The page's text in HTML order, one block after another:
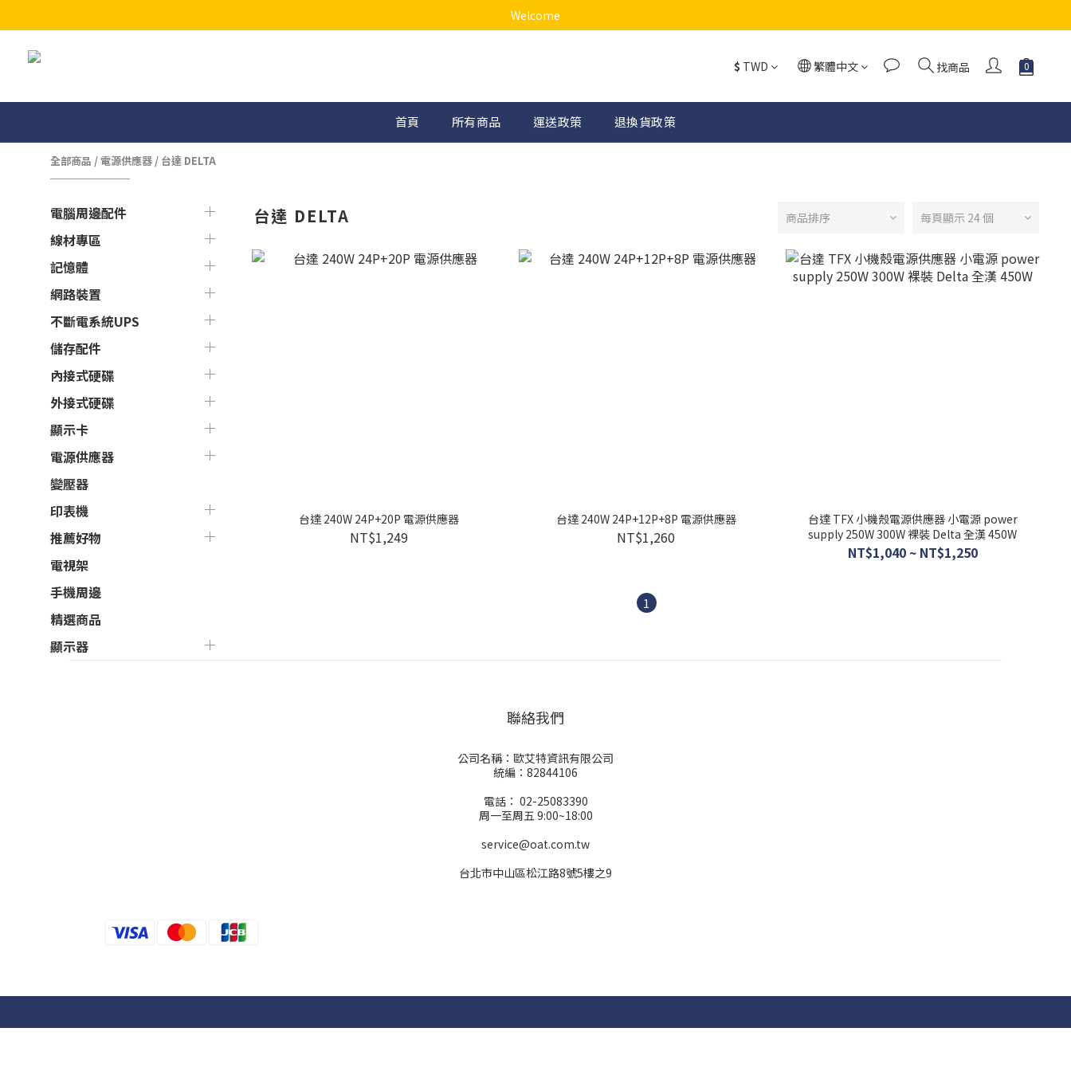
Welcome
$ TWD 繁體中文 找商品
首頁 所有商品 運送政策 退換貨政策
全部商品 /電源供應器 / 台達 DELTA
電腦周邊配件
線材專區
記憶體
網路裝置
不斷電系統UPS
儲存配件
內接式硬碟
外接式硬碟
顯示卡
電源供應器
變壓器
印表機
推薦好物
電視架
手機周邊
精選商品
顯示器
台達 DELTA 商品排序 每頁顯示 24 個
台達 240W 24P+20P 電源供應器
NT$1,249
台達 240W 24P+12P+8P 電源供應器
NT$1,260
台達 TFX 小機殼電源供應器 小電源 power
supply 250W 300W 裸裝 Delta 全漢 450W
NT$1,040 ~ NT$1,250
1
聯絡我們
公司名稱：歐艾特資訊有限公司
統編：82844106
電話： 02-25083390
周一至周五 9:00~18:00
service@oat.com.tw
台北市中山區松江路8號5樓之9